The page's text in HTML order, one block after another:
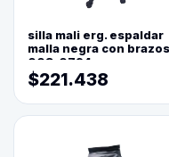
silla mali erg. espaldar
malla negra con brazos
003-0794
$221.438